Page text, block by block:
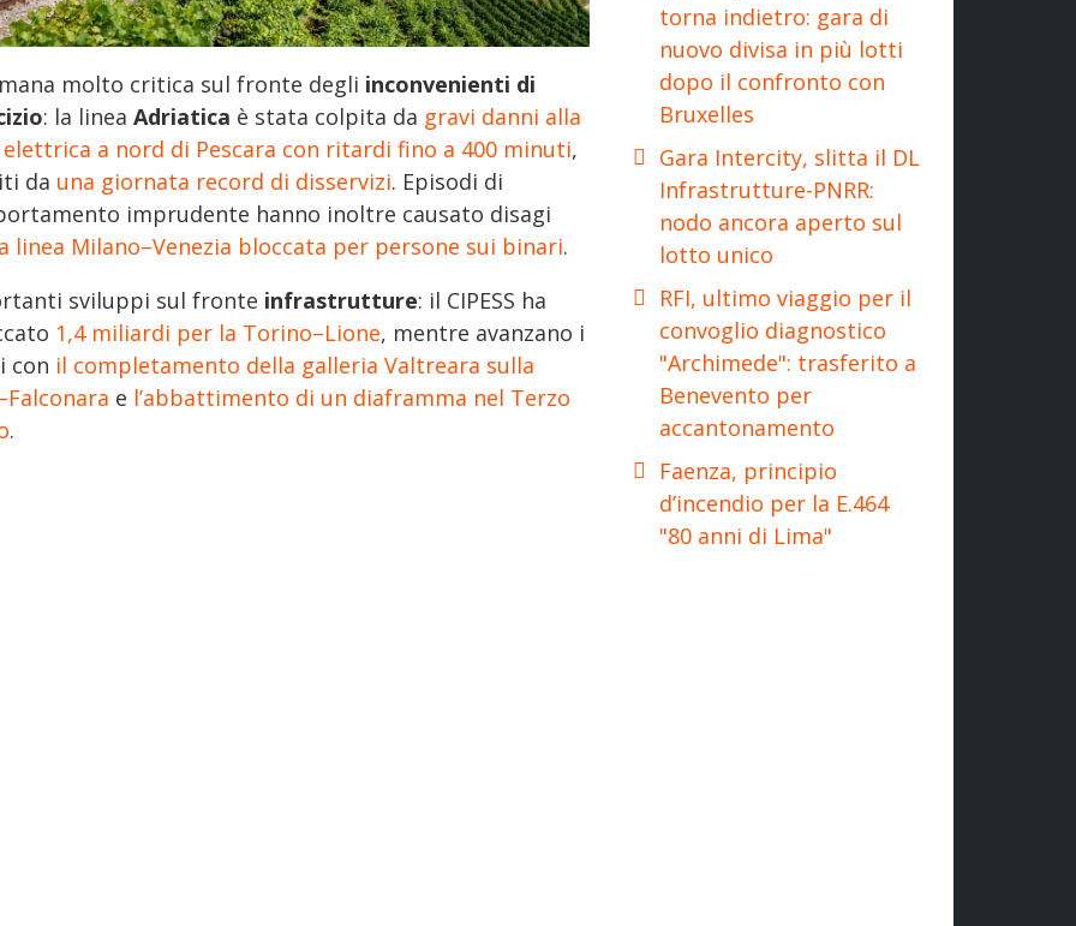
molto critica sul fronte degli inconvenienti di
: la linea Adriatica è stata colpita da gravi danni alla
elettrica a nord di Pescara con ritardi fino a 400 minuti,
da una giornata record di disservizi. Episodi di
imprudente hanno inoltre causato disagi
linea Milano–Venezia bloccata per persone sui binari.
sviluppi sul fronte infrastrutture: il CIPESS ha
1,4 miliardi per la Torino–Lione, mentre avanzano i
con il completamento della galleria Valtreara sulla
e l’abbattimento di un diaframma nel Terzo
.
torna indietro: gara di
nuovo divisa in più lotti
dopo il confronto con
Bruxelles
Gara Intercity, slitta il DL
Infrastrutture-PNRR:
nodo ancora aperto sul
lotto unico
RFI, ultimo viaggio per il
convoglio diagnostico
"Archimede": trasferito a
Benevento per
accantonamento
Faenza, principio
d’incendio per la E.464
"80 anni di Lima"